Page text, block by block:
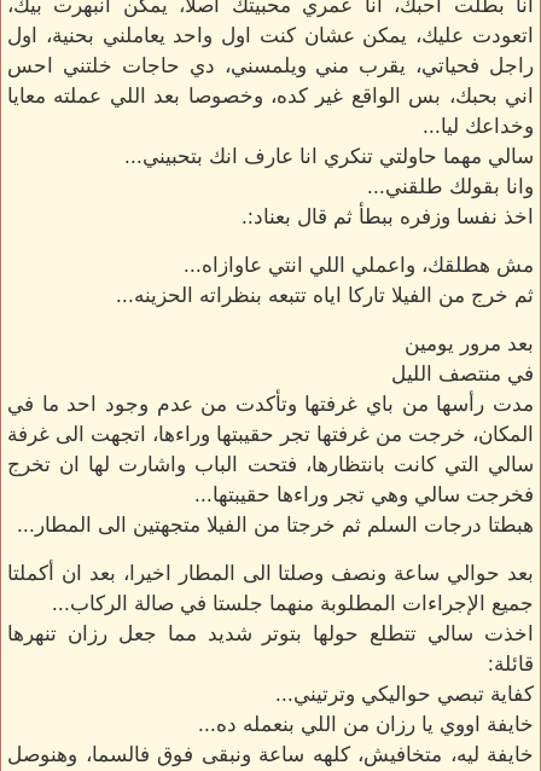
انا بطلت احبك، انا عمري محبيتك اصلا، يمكن انبهرت بيك،
اتعودت عليك، يمكن عشان كنت اول واحد يعاملني بحنية، اول
راجل فحياتي، يقرب مني ويلمسني، دي حاجات خلتني احس
اني بحبك، بس الواقع غير كده، وخصوصا بعد اللي عملته معايا
وخداعك ليا...
سالي مهما حاولتي تنكري انا عارف انك بتحبيني...
وانا بقولك طلقني...
اخذ نفسا وزفره ببطأ ثم قال بعناد:.
مش هطلقك، واعملي اللي انتي عاوازاه...
ثم خرج من الفيلا تاركا اياه تتبعه بنظراته الحزينه...
بعد مرور يومين
في منتصف الليل
مدت رأسها من باي غرفتها وتأكدت من عدم وجود احد ما في
المكان، خرجت من غرفتها تجر حقيبتها وراءها، اتجهت الى غرفة
سالي التي كانت بانتظارها، فتحت الباب واشارت لها ان تخرج
فخرجت سالي وهي تجر وراءها حقيبتها...
هبطتا درجات السلم ثم خرجتا من الفيلا متجهتين الى المطار...
بعد حوالي ساعة ونصف وصلتا الى المطار اخيرا، بعد ان أكملتا
جميع الإجراءات المطلوبة منهما جلستا في صالة الركاب...
اخذت سالي تتطلع حولها بتوتر شديد مما جعل رزان تنهرها
قائلة:
كفاية تبصي حواليكي وترتيني...
خايفة اووي يا رزان من اللي بنعمله ده...
خايفة ليه، متخافيش، كلهه ساعة ونبقى فوق فالسما، وهنوصل